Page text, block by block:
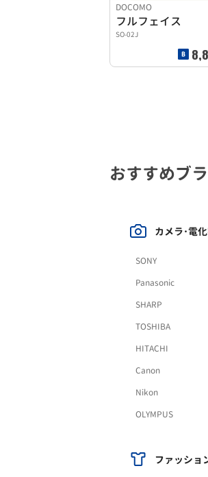
DOCOMO
フルフェイス
SO-02J
おすすめブ
カメラ･電
SONY
Panasonic
SHARP
TOSHIBA
HITACHI
Canon
Nikon
OLYMPUS
ファッショ